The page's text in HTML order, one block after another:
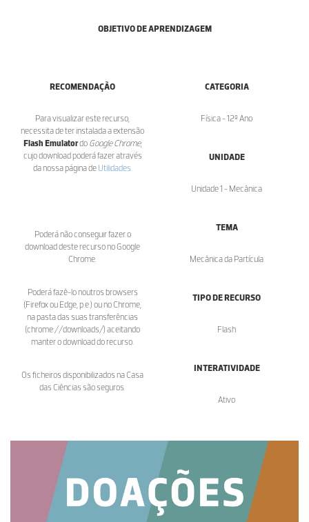
OBJETIVO DE APRENDIZAGEM
RECOMENDAÇÃO
Para visualizar este recurso,
necessita de ter instalada a extensão
Flash Emulatordo Google Chrome,
cujo download poderá fazer através
da nossa página de Utilidades
Poderá não conseguir fazer o
download deste recurso no Google
Chrome.
Poderá fazê-lo noutros browsers
(Firefox ou Edge, p.e.) ou no Chrome,
na pasta das suas transferências
(chrome://downloads/) aceitando
manter o download do recurso.
Os ficheiros disponibilizados na Casa
das Ciências são seguros.
CATEGORIA
Física - 12º Ano
UNIDADE
Unidade 1 - Mecânica
TEMA
Mecânica da Partícula
TIPO DE RECURSO
Flash
INTERATIVIDADE
Ativo